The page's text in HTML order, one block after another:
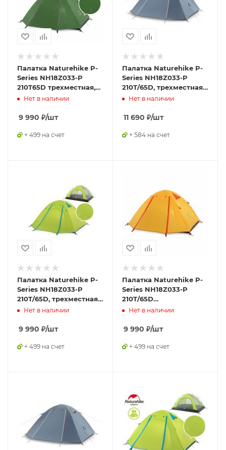
Палатка Naturehike P-
Series NH18Z033-P
210T65D трехместная,
темно-зеленая,
Нет в наличии
9 990 ₽/шт
+ 499 на счет
Палатка Naturehike P-
Series NH18Z033-P
210T/65D, трехместная,
серо-голубая,
Нет в наличии
11 690 ₽/шт
+ 584 на счет
Палатка Naturehike P-
Series NH18Z033-P
210T/65D, трехместная,
светло-зеленая,
Нет в наличии
9 990 ₽/шт
+ 499 на счет
Палатка Naturehike P-
Series NH18Z033-P
210T/65D
оранжевая,6927595729656
Нет в наличии
9 990 ₽/шт
+ 499 на счет